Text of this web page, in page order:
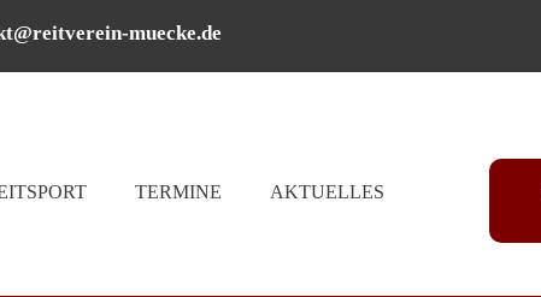
muecke.de
TERMINE AKTUELLES